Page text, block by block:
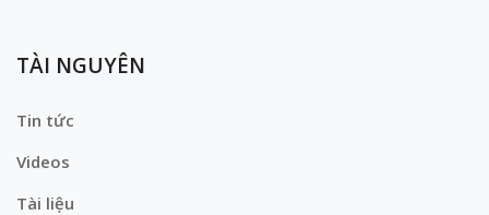
TÀI NGUYÊN
Tin tức
Videos
Tài liệu